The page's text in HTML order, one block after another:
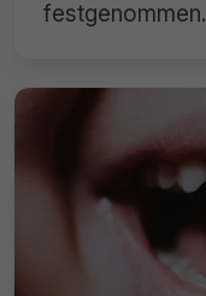
festgenommen.